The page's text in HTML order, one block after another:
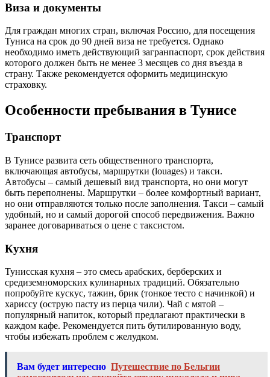
Виза и документы
Для граждан многих стран, включая Россию, для посещения
Туниса на срок до 90 дней виза не требуется. Однако
необходимо иметь действующий загранпаспорт, срок действия
которого должен быть не менее 3 месяцев со дня въезда в
страну. Также рекомендуется оформить медицинскую
страховку.
Особенности пребывания в Тунисе
Транспорт
В Тунисе развита сеть общественного транспорта,
включающая автобусы, маршрутки (louages) и такси.
Автобусы – самый дешевый вид транспорта, но они могут
быть переполнены. Маршрутки – более комфортный вариант,
но они отправляются только после заполнения. Такси – самый
удобный, но и самый дорогой способ передвижения. Важно
заранее договариваться о цене с таксистом.
Кухня
Тунисская кухня – это смесь арабских, берберских и
средиземноморских кулинарных традиций. Обязательно
попробуйте кускус, тажин, брик (тонкое тесто с начинкой) и
хариссу (острую пасту из перца чили). Чай с мятой –
популярный напиток, который предлагают практически в
каждом кафе. Рекомендуется пить бутилированную воду,
чтобы избежать проблем с желудком.
Вам будет интересно Путешествие по Бельгии